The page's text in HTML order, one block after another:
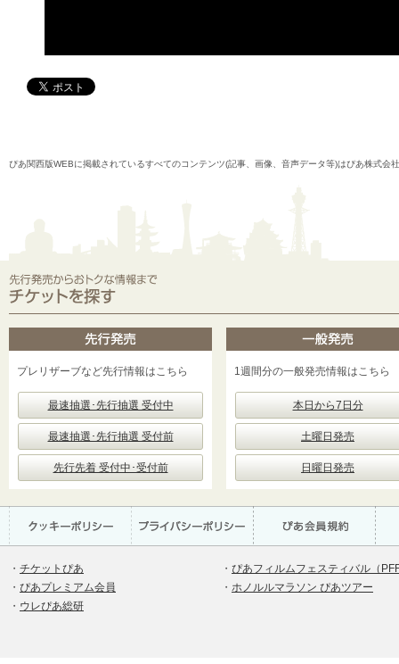
ぴあ関西版WEBに掲載されているすべてのコンテンツ(記事、画像、音声データ等)はぴあ株式会
プレリザーブなど先行情報はこちら
最速抽選･先行抽選 受付中
最速抽選･先行抽選 受付前
先行先着 受付中･受付前
1週間分の一般発売情報はこちら
本日から7日分
土曜日発売
日曜日発売
・ チケットぴあ
・ ぴあプレミアム会員
・ ウレぴあ総研
・ ぴあフィルムフェスティバル（
・ ホノルルマラソン ぴあツアー